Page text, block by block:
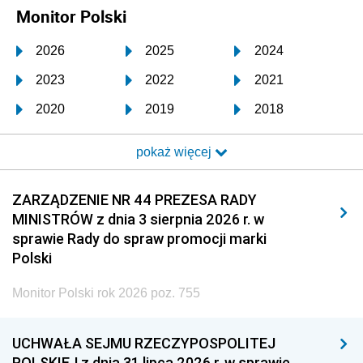
Monitor Polski
2026 2025 2024
2023 2022 2021
2020 2019 2018
2017 2016 2015
2014 2013 2012
2011 2010 2009
2008 2007 2006
2005
1996 1995 1994
pokaż więcej
ZARZĄDZENIE NR 44 PREZESA RADY
MINISTRÓW z dnia 3 sierpnia 2026 r. w
sprawie Rady do spraw promocji marki
Polski
Monitor Polski rok 2026 poz. 755
UCHWAŁA SEJMU RZECZYPOSPOLITEJ